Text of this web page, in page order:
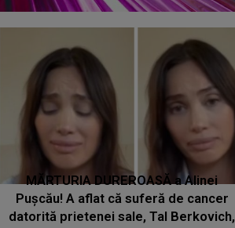
MĂRTURIA DUREROASĂ a Alinei
Pușcău! A aflat că suferă de cancer
datorită prietenei sale, Tal Berkovich,